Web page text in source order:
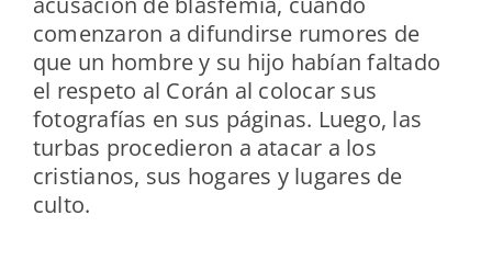
comenzaron a difundirse rumores de
que un hombre y su hijo habían faltado
el respeto al Corán al colocar sus
fotografías en sus páginas. Luego, las
turbas procedieron a atacar a los
cristianos, sus hogares y lugares de
culto.